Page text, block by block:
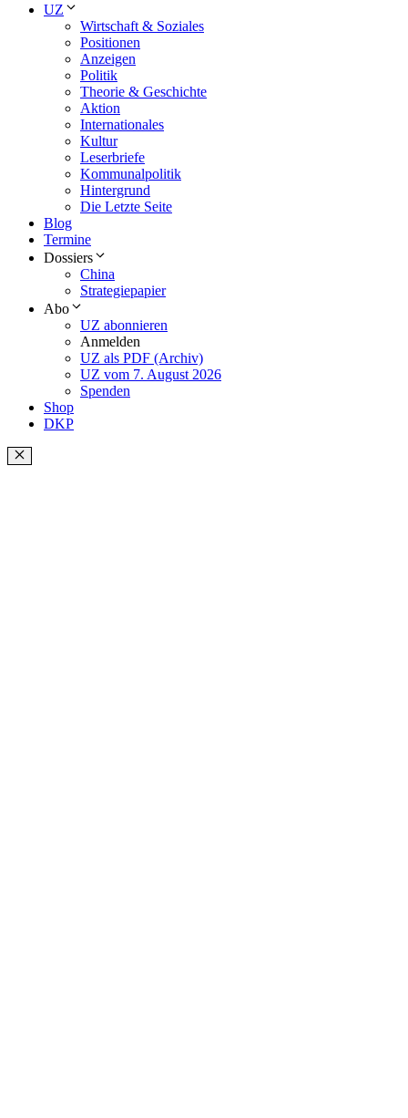
UZ
Wirtschaft & Soziales
Positionen
Anzeigen
Politik
Theorie & Geschichte
Aktion
Internationales
Kultur
Leserbriefe
Kommunalpolitik
Hintergrund
Die Letzte Seite
Blog
Termine
Dossiers
China
Strategiepapier
Abo
UZ abonnieren
Anmelden
UZ als PDF (Archiv)
UZ vom 7. August 2026
Spenden
Shop
DKP
Schließen